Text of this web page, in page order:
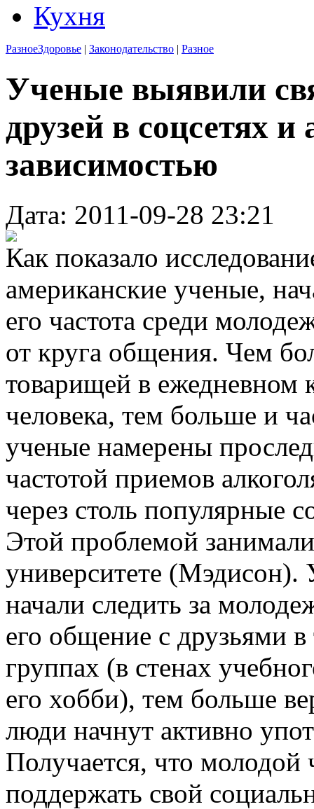
Кухня
РазноеЗдоровье | Законодательство | Разное
Ученые выявили
друзей в соцсетях и
зависимостью
Дата: 2011-09-28 23:21
Как показало
американские ученые,
его частота среди
от круга общения. Чем
товарищей в ежедневном
человека, тем больше и
ученые намерены
частотой приемов
через столь популярные
Этой проблемой
университете (Мэдисон).
начали следить за
его общение с друзьями
группах (в стенах
его хобби), тем больше
люди начнут активно
Получается, что молодой
поддержать свой